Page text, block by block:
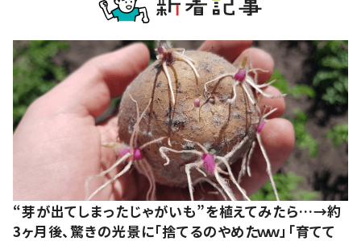
“芽が出てしまったじゃがいも”を植えてみたら…→約
3ヶ月後、驚きの光景に「捨てるのやめたｗｗ」「育てて